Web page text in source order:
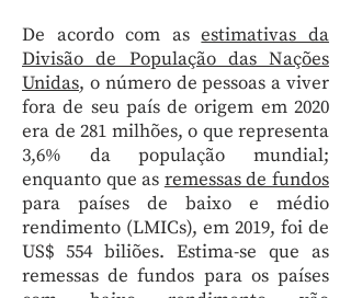
De acordo com asestimativas da
Divisão de População das Nações
Unidas, o número de pessoas a viver
fora de seu país de origem em 2020
era de 281 milhões, o que representa
3,6% da população mundial;
enquanto que as remessas de fundos
para países de baixo e médio
rendimento (LMICs), em 2019, foi de
US$ 554 biliões. Estima-se que as
remessas de fundos para os países